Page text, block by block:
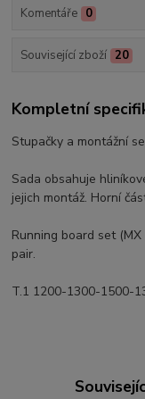
Komentáře 0
Související zboží 20
Kompletní
Stupačky a montážní
Sada obsahuje
jejich montáž. Horní
Running board set
pair.
T.1 1200-1300-1500-